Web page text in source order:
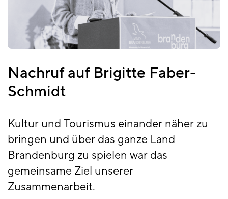
Nachruf auf Brigitte Faber-
Schmidt
Kultur und Tourismus einander näher zu
bringen und über das ganze Land
Brandenburg zu spielen war das
gemeinsame Ziel unserer
Zusammenarbeit.